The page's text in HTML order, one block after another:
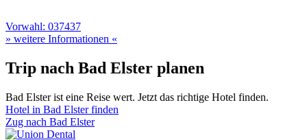
Vorwahl: 037437
» weitere Informationen «
Trip nach Bad Elster planen
Bad Elster ist eine Reise wert. Jetzt das richtige Hotel finden.
Hotel in Bad Elster finden
Zug nach Bad Elster